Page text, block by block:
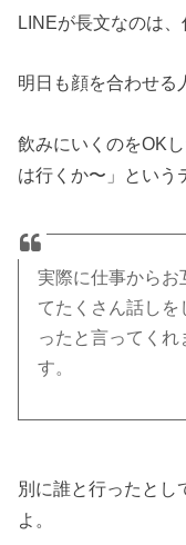
LINEが長文なのは、
明日も顔を合わせる
飲みにいくのをOK
は行くか〜」という
実際に仕事からお
てたくさん話し
ったと言ってく
す。
別に誰と行ったとし
よ。